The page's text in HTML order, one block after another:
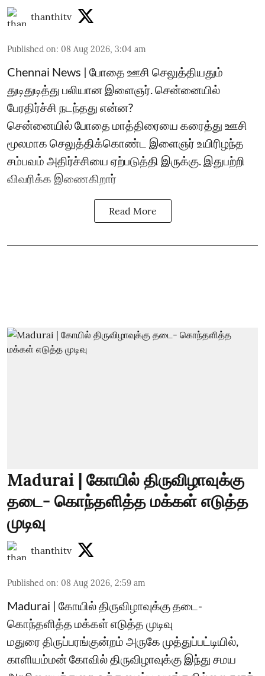
thanthitv
Published on: 08 Aug 2026, 3:04 am
Chennai News | போதை ஊசி செலுத்தியதும்
துடிதுடித்து பலியான இளைஞர். சென்னையில்
பேரதிர்ச்சி நடந்தது என்ன?
சென்னையில் போதை மாத்திரையை கரைத்து ஊசி
மூலமாக செலுத்திக்கொண்ட இளைஞர் உயிரிழந்த
சம்பவம் அதிர்ச்சியை ஏற்படுத்தி இருக்கு. இதுபற்றி
விவரிக்க இணைகிறார்
Read More
Madurai | கோயில் திருவிழாவுக்கு
தடை- கொந்தளித்த மக்கள் எடுத்த
முடிவு
thanthitv
Published on: 08 Aug 2026, 2:59 am
Madurai | கோயில் திருவிழாவுக்கு தடை-
கொந்தளித்த மக்கள் எடுத்த முடிவு
மதுரை திருப்பரங்குன்றம் அருகே முத்துப்பட்டியில்,
காளியம்மன் கோவில் திருவிழாவுக்கு இந்து சமய